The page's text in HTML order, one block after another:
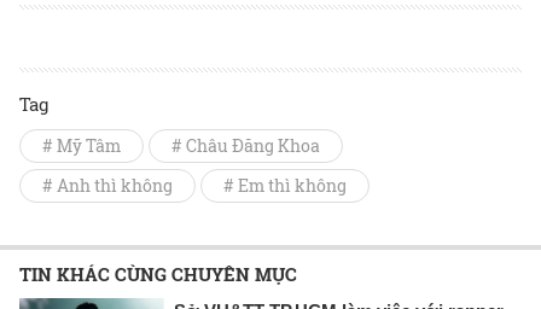
Tag
# Mỹ Tâm
# Châu Đăng Khoa
# Anh thì không
# Em thì không
TIN KHÁC CÙNG CHUYÊN MỤC